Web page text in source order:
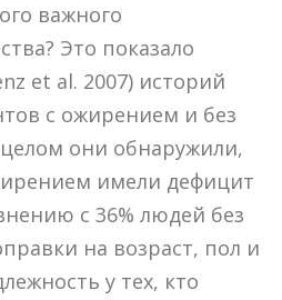
важного
Это показало
et al. 2007) историй
с ожирением и без
они обнаружили,
имели дефицит
с 36% людей без
на возраст, пол и
у тех, кто